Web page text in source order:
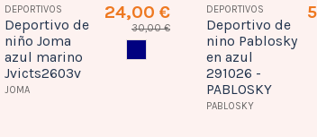
DEPORTIVOS
Deportivo de
niño Joma
azul marino
Jvicts2603v
JOMA
24,00 €
30,00 €
AZUL MARINO
DEPORTIVOS
Deportivo de
nino Pablosky
en azul
291026 -
PABLOSKY
PABLOSKY